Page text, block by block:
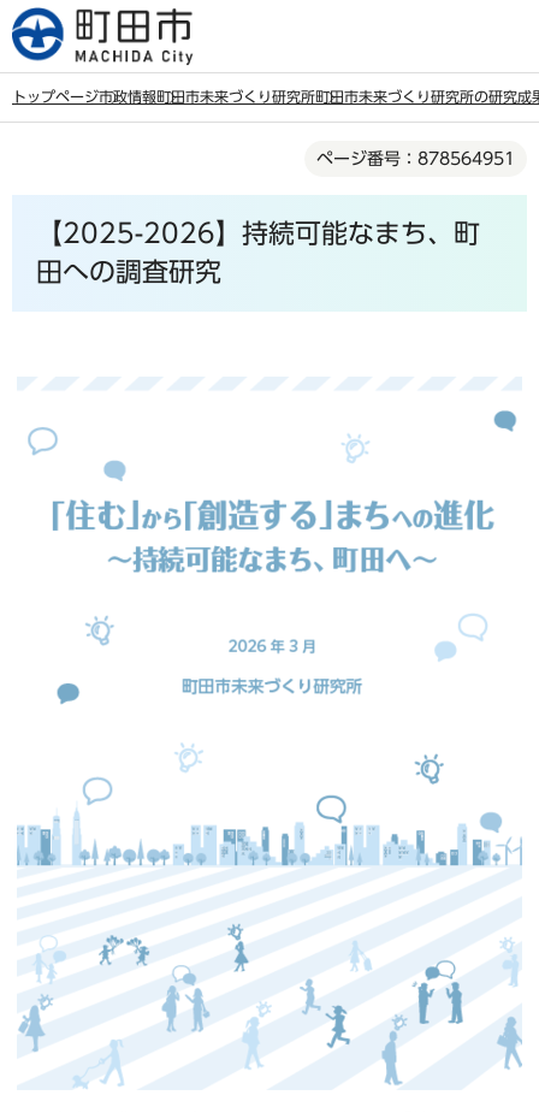
こ
の
トップページ市政情報町田市未来づくり研究所町田市未来づくり研究所の研究成
ページ番号：878564951
【2025-2026】持続可能なまち、町
田への調査研究